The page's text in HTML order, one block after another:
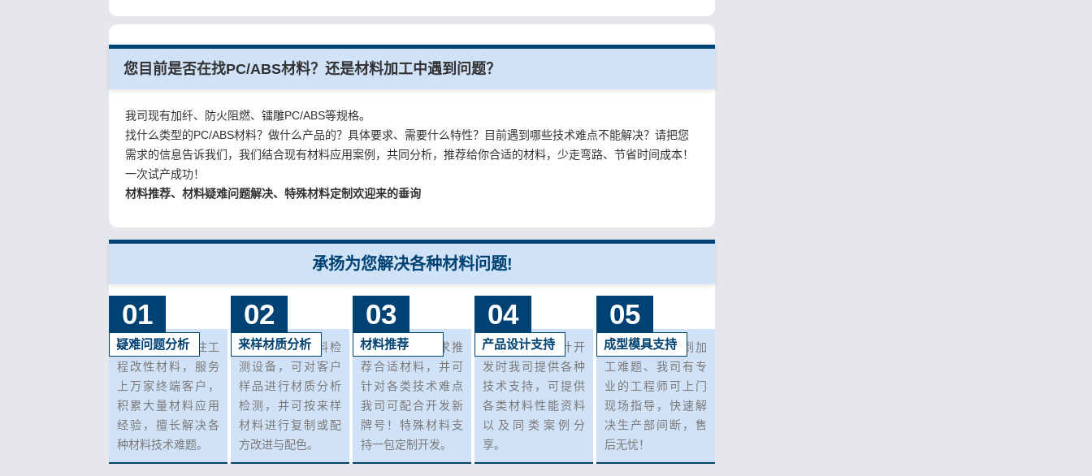
您目前是否在找PC/ABS材料？还是材料加工中遇到问题？
我司现有加纤、防火阻燃、镭雕PC/ABS等规格。
找什么类型的PC/ABS材料？做什么产品的？具体要求、需要什么特性？目前遇到哪些技术难点不能解决？请把您
需求的信息告诉我们，我们结合现有材料应用案例，共同分析，推荐给你合适的材料，少走弯路、节省时间成本！
一次试产成功！
材料推荐、材料疑难问题解决、特殊材料定制欢迎来的垂询
承扬为您解决各种材料问题!
01
疑难问题分析
我们10+年来专注工
程改性材料，服务
上万家终端客户，
积累大量材料应用
经验，擅长解决各
种材料技术难题。
02
来样材质分析
我司有各种材料检
测设备，可对客户
样品进行材质分析
检测，并可按来样
材料进行复制或配
方改进与配色。
03
材料推荐
可根据客户需求推
荐合适材料，并可
针对各类技术难点
我司可配合开发新
牌号！特殊材料支
持一包定制开发。
04
产品设计支持
在您产品在设计开
发时我司提供各种
技术支持，可提供
各类材料性能资料
以及同类案例分
享。
05
成型模具支持
您在生产中遇到加
工难题、我司有专
业的工程师可上门
现场指导，快速解
决生产部间断，售
后无忧！